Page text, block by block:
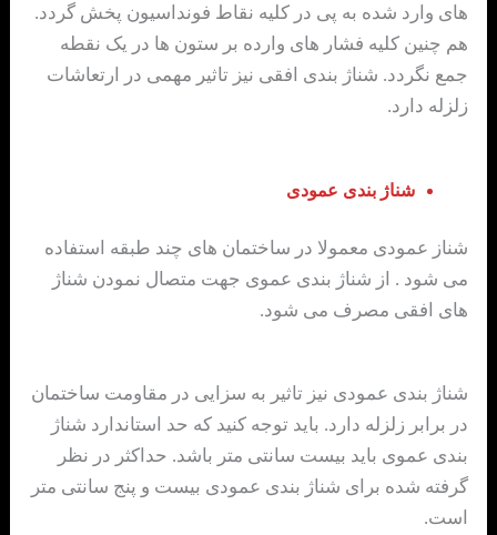
های وارد شده به پی در کلیه نقاط فونداسیون پخش گردد.
هم چنین کلیه فشار های وارده بر ستون ها در یک نقطه
جمع نگردد. شناژ بندی افقی نیز تاثیر مهمی در ارتعاشات
زلزله دارد.
شناژ بندی عمودی
شناز عمودی معمولا در ساختمان های چند طبقه استفاده
می شود . از شناژ بندی عموی جهت متصال نمودن شناژ
های افقی مصرف می شود.
شناژ بندی عمودی نیز تاثیر به سزایی در مقاومت ساختمان
در برابر زلزله دارد. باید توجه کنید که حد استاندارد شناژ
بندی عموی باید بیست سانتی متر باشد. حداکثر در نظر
گرفته شده برای شناژ بندی عمودی بیست و پنج سانتی متر
است.